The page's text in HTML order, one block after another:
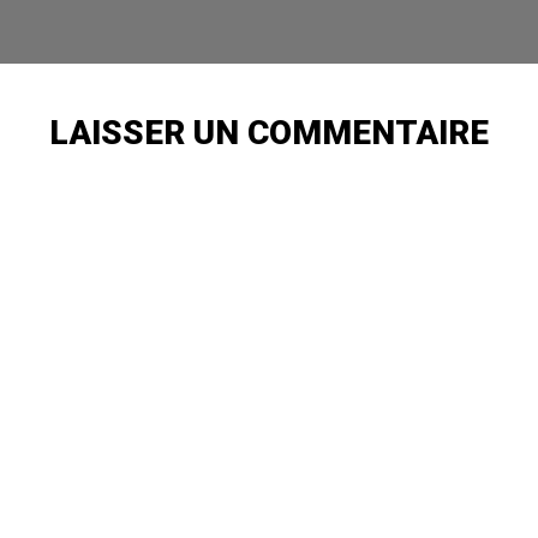
LAISSER UN COMMENTAIRE